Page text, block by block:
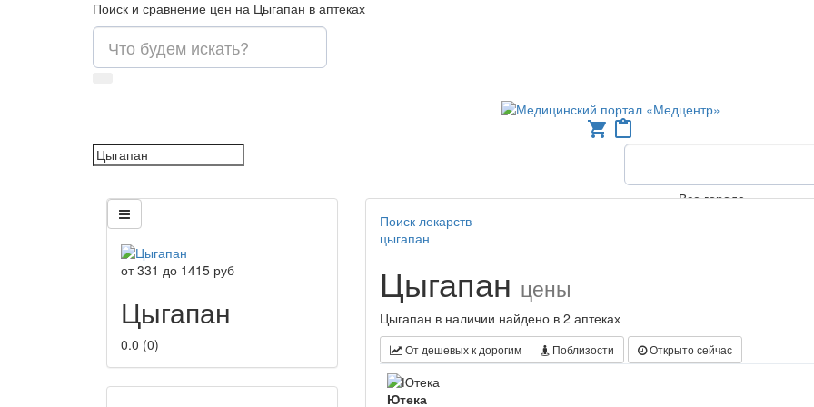
Поиск и сравнение цен на Цыгапан в аптеках
shopping_cart content_paste
Все города
от331 до 1415 руб
Цыгапан
0.0 (0)
Поиск лекарств
цыгапан
Цыгапан цены
Цыгапан в наличии найдено в 2 аптеках
От дешевых к дорогим Поблизости Открыто сейчас
Ютека